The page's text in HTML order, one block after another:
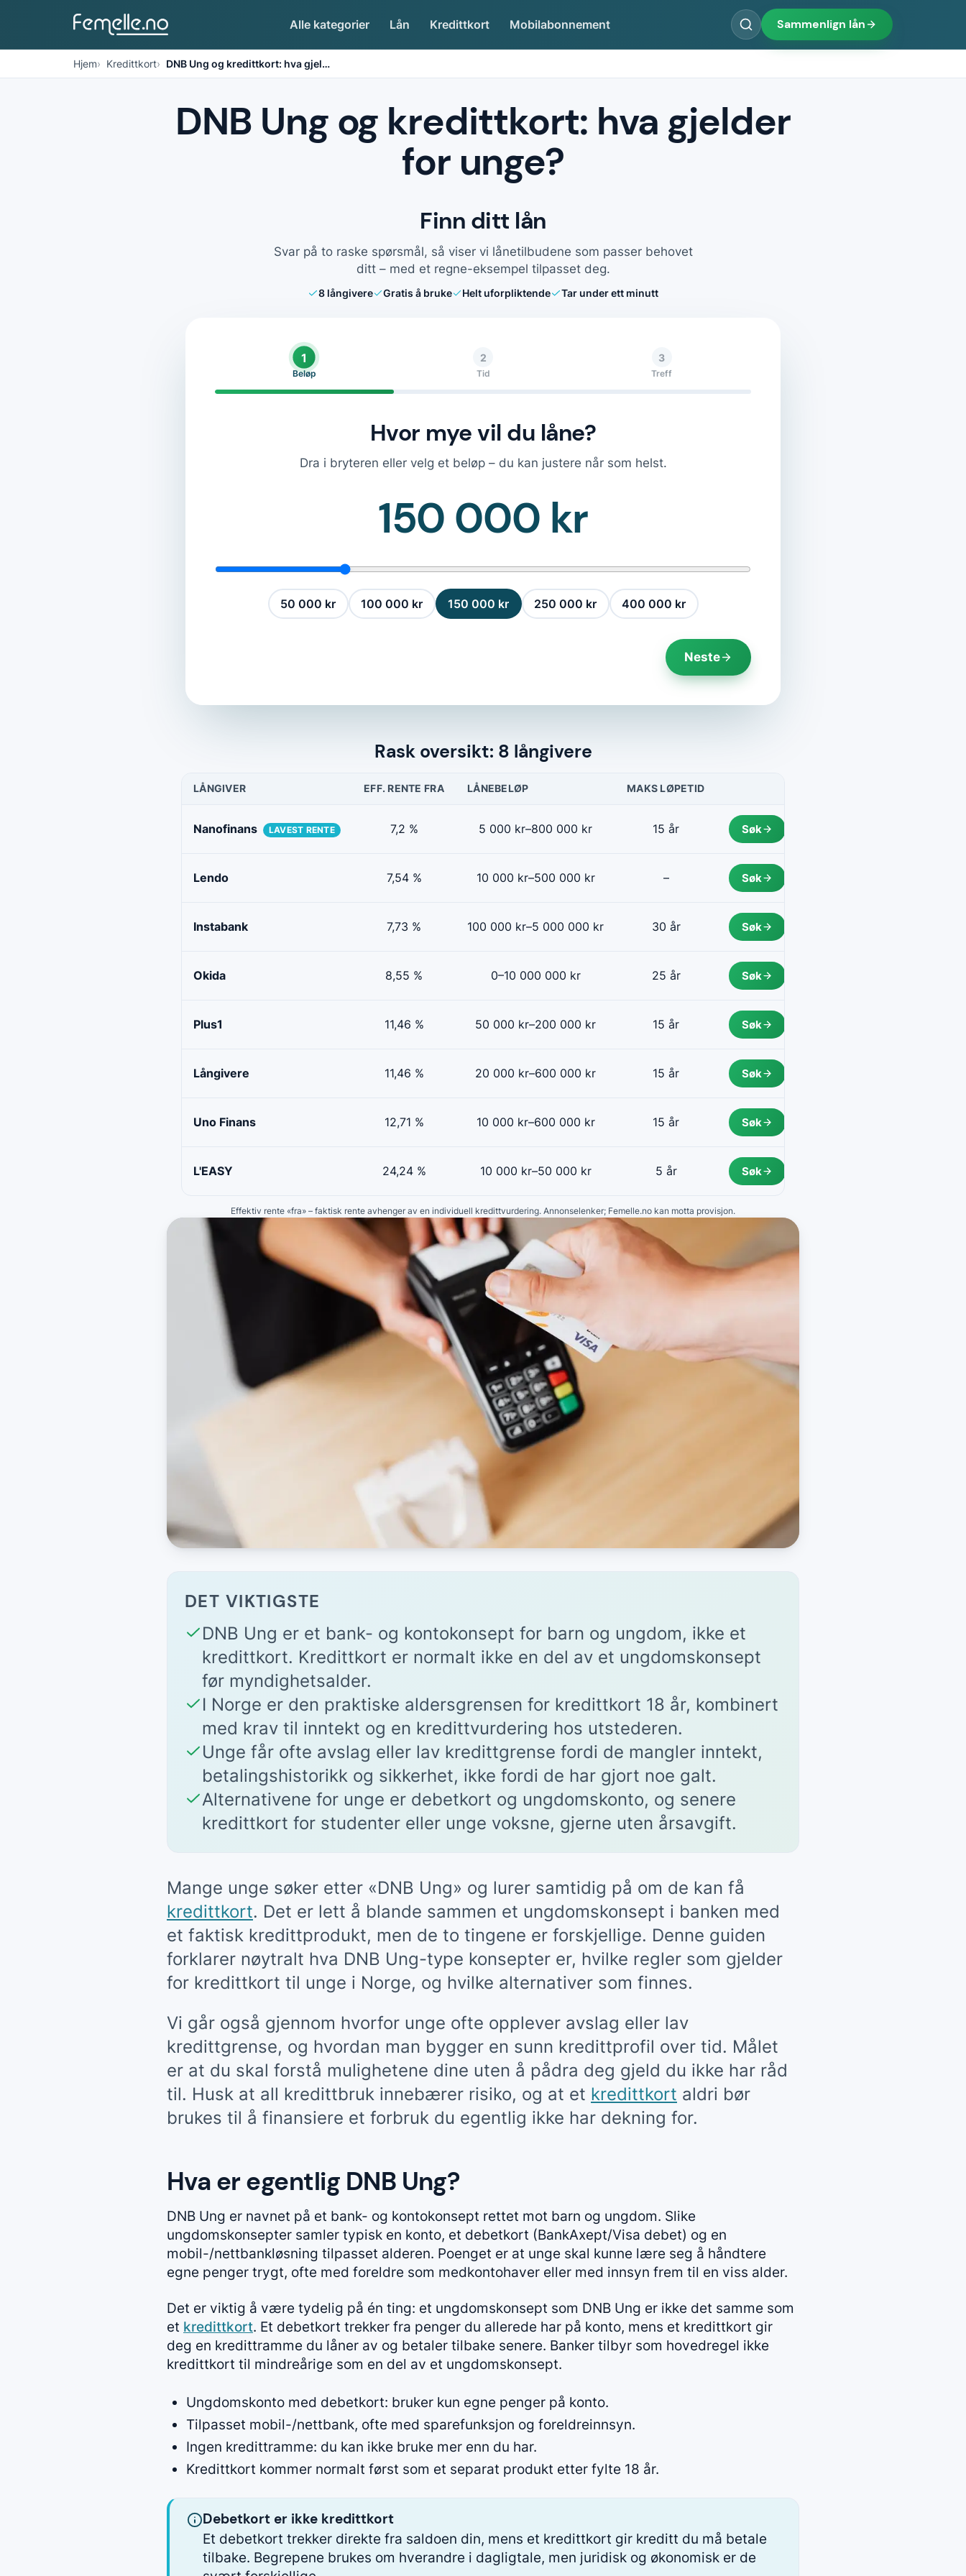
Alle kategorier Lån Kredittkort Mobilabonnement Sammenlign lån
Hjem Kredittkort DNB Ung og kredittkort: hva gjel…
DNB Ung og kredittkort: hva gjelder
for unge?
Finn ditt lån
Svar på to raske spørsmål, så viser vi lånetilbudene som passer behovet
ditt – med et regne-eksempel tilpasset deg.
8långivere Gratis å bruke Helt uforpliktende Tar under ett minutt
1
Beløp
2
Tid
3
Treff
Hvor mye vil du låne?
Dra i bryteren eller velg et beløp – du kan justere når som helst.
150 000 kr
50 000 kr 100 000 kr 150 000 kr 250 000 kr 400 000 kr
Neste
Rask oversikt: 8 långivere
LÅNGIVER EFF. RENTE FRA LÅNEBELØP MAKS LØPETID
Nanofinans LAVEST RENTE 7,2 % 5 000 kr–800 000 kr 15 år Søk
Lendo 7,54 % 10 000 kr–500 000 kr – Søk
Instabank 7,73 % 100 000 kr–5 000 000 kr 30 år Søk
Okida 8,55 % 0–10 000 000 kr 25 år Søk
Plus1 11,46 % 50 000 kr–200 000 kr 15 år Søk
Långivere 11,46 % 20 000 kr–600 000 kr 15 år Søk
Uno Finans 12,71 % 10 000 kr–600 000 kr 15 år Søk
L'EASY 24,24 % 10 000 kr–50 000 kr 5 år Søk
Effektiv rente «fra» – faktisk rente avhenger av en individuell kredittvurdering. Annonselenker; Femelle.no kan motta provisjon.
DET VIKTIGSTE
DNB Ung er et bank- og kontokonsept for barn og ungdom, ikke et
kredittkort. Kredittkort er normalt ikke en del av et ungdomskonsept
før myndighetsalder.
I Norge er den praktiske aldersgrensen for kredittkort 18 år, kombinert
med krav til inntekt og en kredittvurdering hos utstederen.
Unge får ofte avslag eller lav kredittgrense fordi de mangler inntekt,
betalingshistorikk og sikkerhet, ikke fordi de har gjort noe galt.
Alternativene for unge er debetkort og ungdomskonto, og senere
kredittkort for studenter eller unge voksne, gjerne uten årsavgift.
Mange unge søker etter «DNB Ung» og lurer samtidig på om de kan få
kredittkort. Det er lett å blande sammen et ungdomskonsept i banken med
et faktisk kredittprodukt, men de to tingene er forskjellige. Denne guiden
forklarer nøytralt hva DNB Ung-type konsepter er, hvilke regler som gjelder
for kredittkort til unge i Norge, og hvilke alternativer som finnes.
Vi går også gjennom hvorfor unge ofte opplever avslag eller lav
kredittgrense, og hvordan man bygger en sunn kredittprofil over tid. Målet
er at du skal forstå mulighetene dine uten å pådra deg gjeld du ikke har råd
til. Husk at all kredittbruk innebærer risiko, og at et kredittkort aldri bør
brukes til å finansiere et forbruk du egentlig ikke har dekning for.
Hva er egentlig DNB Ung?
DNB Ung er navnet på et bank- og kontokonsept rettet mot barn og ungdom. Slike
ungdomskonsepter samler typisk en konto, et debetkort (BankAxept/Visa debet) og en
mobil-/nettbankløsning tilpasset alderen. Poenget er at unge skal kunne lære seg å håndtere
egne penger trygt, ofte med foreldre som medkontohaver eller med innsyn frem til en viss alder.
Det er viktig å være tydelig på én ting: et ungdomskonsept som DNB Ung er ikke det samme som
et kredittkort. Et debetkort trekker fra penger du allerede har på konto, mens et kredittkort gir
deg en kredittramme du låner av og betaler tilbake senere. Banker tilbyr som hovedregel ikke
kredittkort til mindreårige som en del av et ungdomskonsept.
Ungdomskonto med debetkort: bruker kun egne penger på konto.
Tilpasset mobil-/nettbank, ofte med sparefunksjon og foreldreinnsyn.
Ingen kredittramme: du kan ikke bruke mer enn du har.
Kredittkort kommer normalt først som et separat produkt etter fylte 18 år.
Debetkort er ikke kredittkort
Et debetkort trekker direkte fra saldoen din, mens et kredittkort gir kreditt du må betale
tilbake. Begrepene brukes om hverandre i dagligtale, men juridisk og økonomisk er de